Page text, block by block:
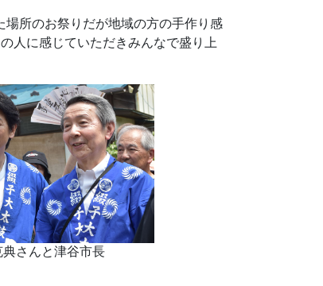
所のお祭りだが地域の方の手作り感
人に感じていただきみんなで盛り上
典さんと津谷市長